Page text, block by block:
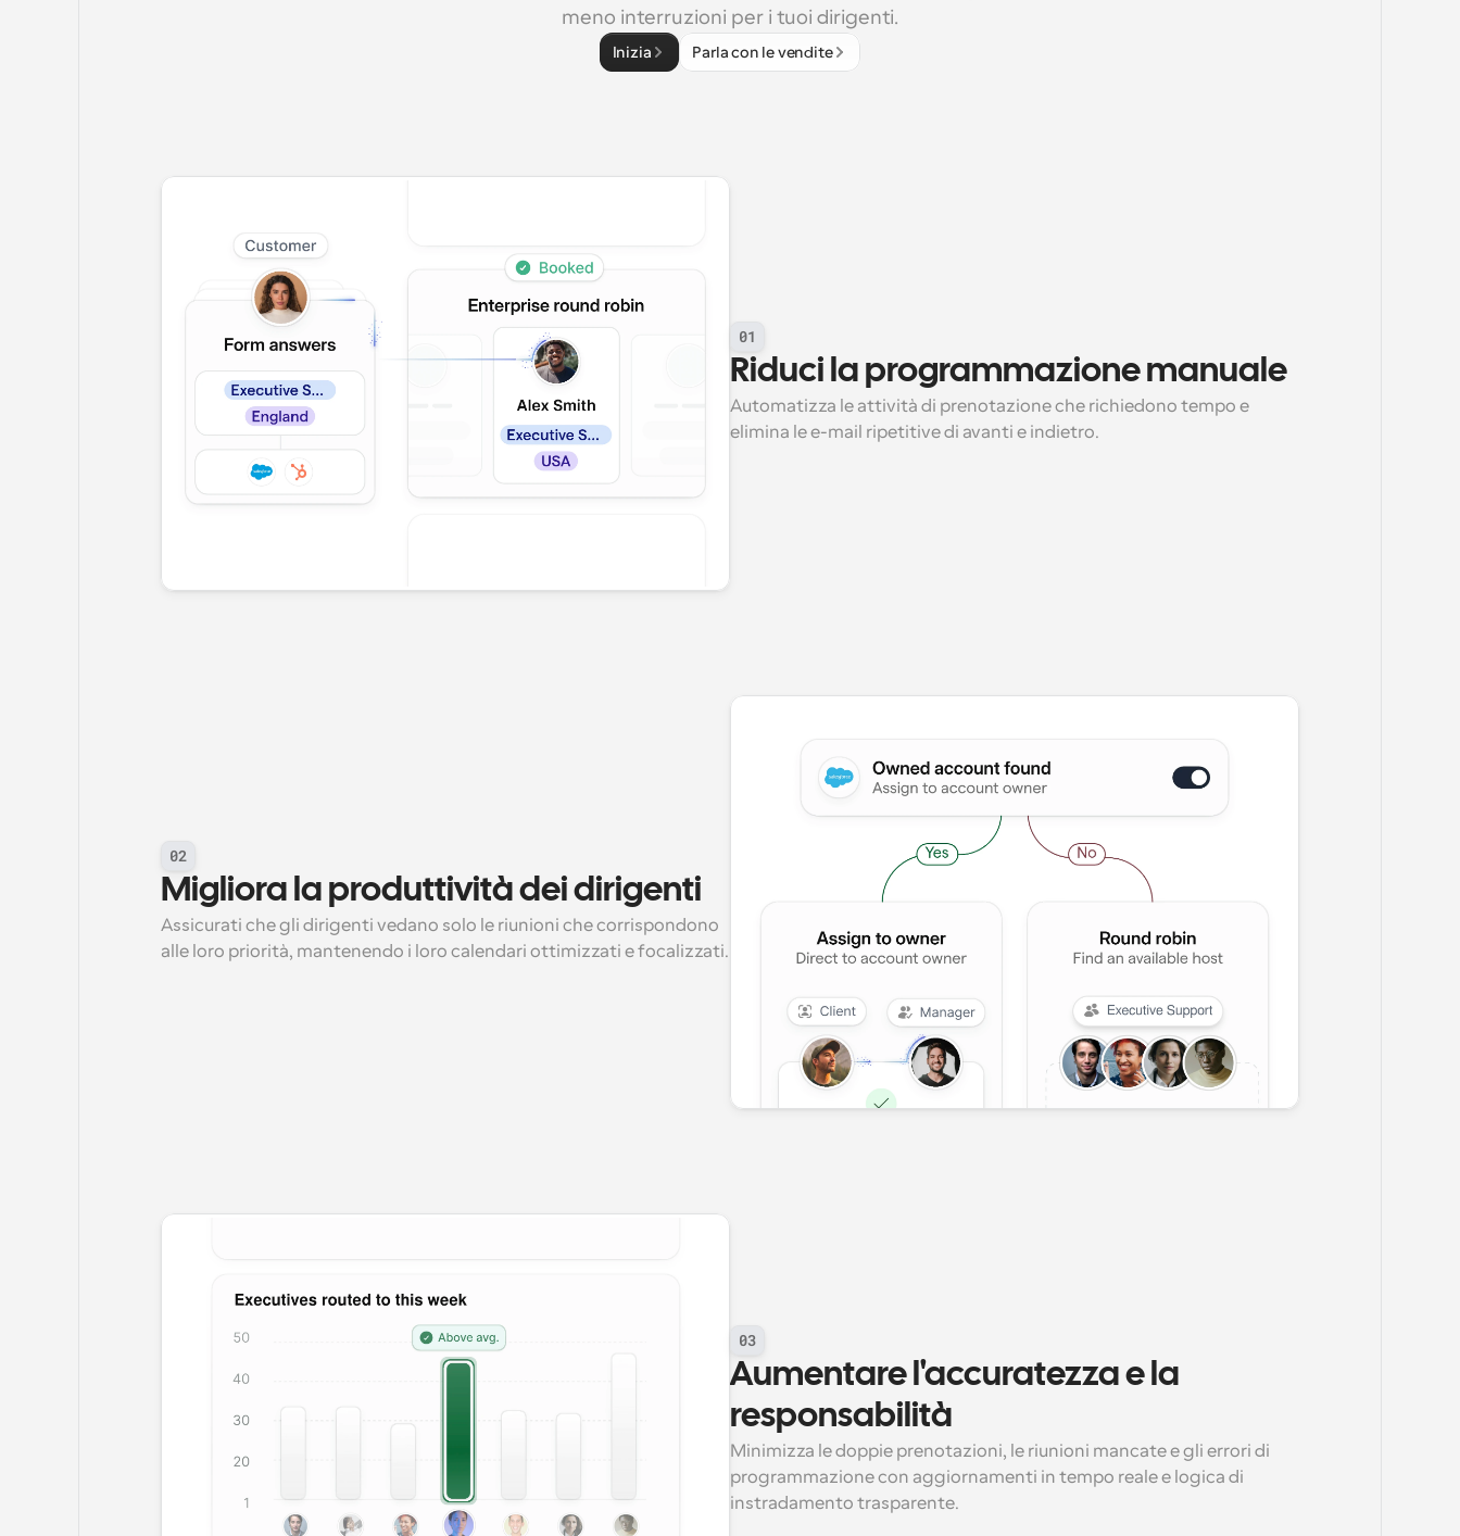
meno interruzioni per i tuoi dirigenti.
Inizia Parla con le vendite
01
Riduci la programmazione manuale
Automatizza le attività di prenotazione che richiedono tempo e
elimina le e-mail ripetitive di avanti e indietro.
02
Migliora la produttività dei dirigenti
Assicurati che gli dirigenti vedano solo le riunioni che corrispondono
alle loro priorità, mantenendo i loro calendari ottimizzati e focalizzati.
03
Aumentare l'accuratezza e la
responsabilità
Minimizza le doppie prenotazioni, le riunioni mancate e gli errori di
programmazione con aggiornamenti in tempo reale e logica di
instradamento trasparente.